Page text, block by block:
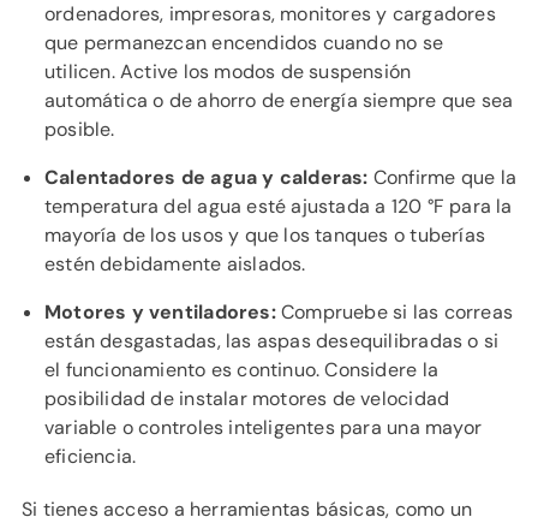
ordenadores, impresoras, monitores y cargadores
que permanezcan encendidos cuando no se
utilicen. Active los modos de suspensión
automática o de ahorro de energía siempre que sea
posible.
Calentadores de agua y calderas: Confirme que la
temperatura del agua esté ajustada a 120 °F para la
mayoría de los usos y que los tanques o tuberías
estén debidamente aislados.
Motores y ventiladores:Compruebe si las correas
están desgastadas, las aspas desequilibradas o si
el funcionamiento es continuo. Considere la
posibilidad de instalar motores de velocidad
variable o controles inteligentes para una mayor
eficiencia.
Si tienes acceso a herramientas básicas, como un